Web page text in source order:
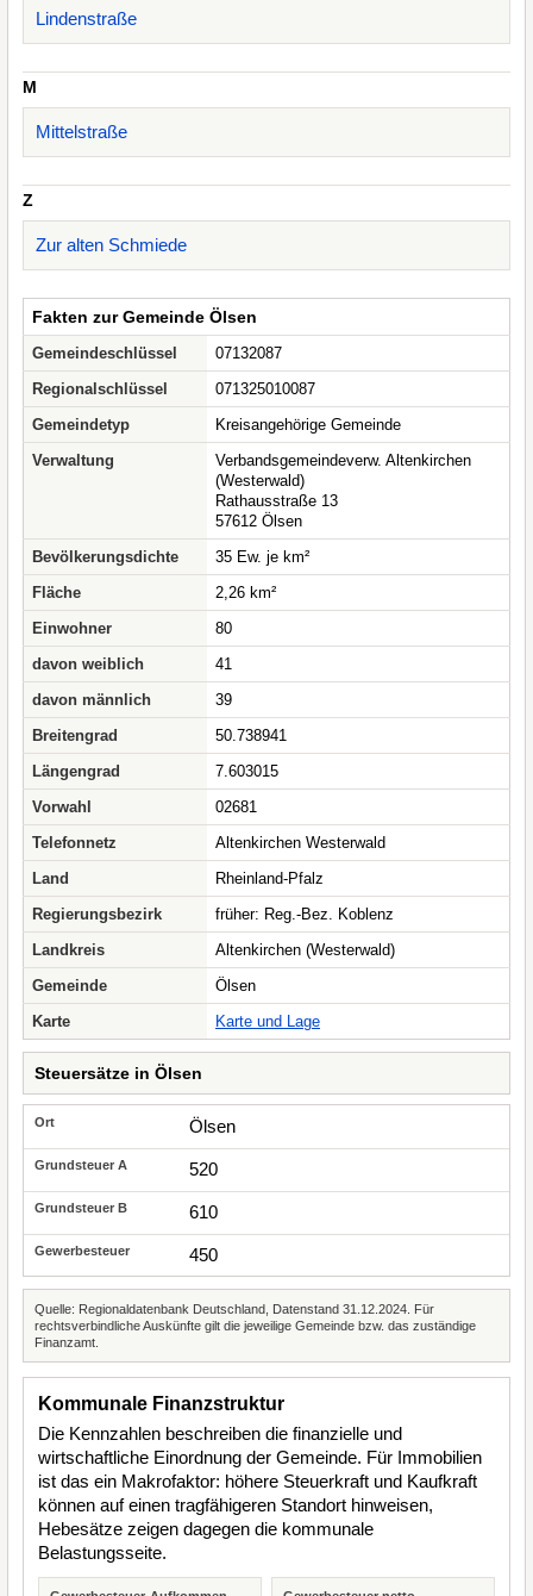
Lindenstraße
M
Mittelstraße
Z
Zur alten Schmiede
Fakten zur Gemeinde Ölsen
Gemeindeschlüssel
07132087
Regionalschlüssel
071325010087
Gemeindetyp
Kreisangehörige Gemeinde
Verwaltung
Verbandsgemeindeverw. Altenkirchen
(Westerwald)
Rathausstraße 13
57612 Ölsen
Bevölkerungsdichte
35 Ew. je km²
Fläche
2,26 km²
Einwohner
80
davon weiblich
41
davon männlich
39
Breitengrad
50.738941
Längengrad
7.603015
Vorwahl
02681
Telefonnetz
Altenkirchen Westerwald
Land
Rheinland-Pfalz
Regierungsbezirk
früher: Reg.-Bez. Koblenz
Landkreis
Altenkirchen (Westerwald)
Gemeinde
Ölsen
Karte
Karte und Lage
Steuersätze in Ölsen
Ölsen
520
610
450
Quelle: Regionaldatenbank Deutschland, Datenstand 31.12.2024. Für
rechtsverbindliche Auskünfte gilt die jeweilige Gemeinde bzw. das zuständige
Finanzamt.
Kommunale Finanzstruktur
Die Kennzahlen beschreiben die finanzielle und
wirtschaftliche Einordnung der Gemeinde. Für Immobilien
ist das ein Makrofaktor: höhere Steuerkraft und Kaufkraft
können auf einen tragfähigeren Standort hinweisen,
Hebesätze zeigen dagegen die kommunale
Belastungsseite.